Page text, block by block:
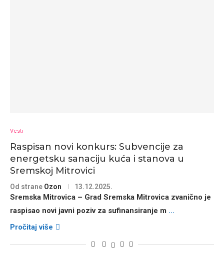
Vesti
Raspisan novi konkurs: Subvencije za
energetsku sanaciju kuća i stanova u
Sremskoj Mitrovici
Od strane Ozon 13.12.2025.
Sremska Mitrovica – Grad Sremska Mitrovica zvanično je
raspisao novi javni pozivza sufinansiranje m ...
Pročitaj više